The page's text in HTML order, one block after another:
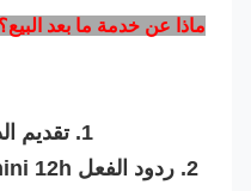
ماذا عن خدمة ما بعد البيع؟